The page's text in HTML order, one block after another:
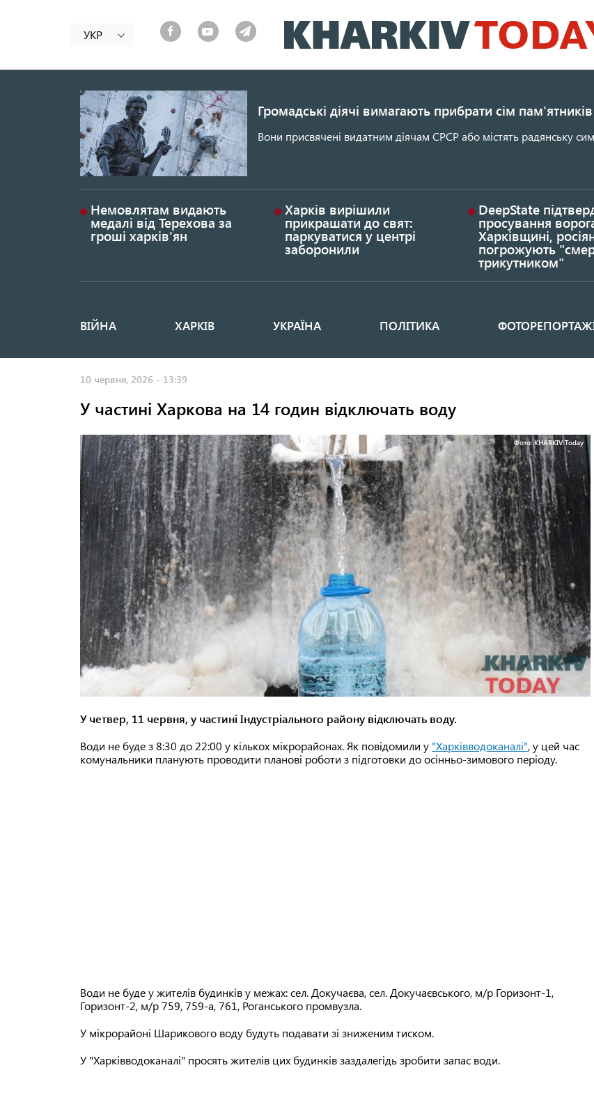
до
основного
УКР
Громадські діячі вимагають прибрати сім
Вони присвячені видатним діячам СРСР або містять радянську
Немовлятам видають
медалі від Терехова за
гроші харків'ян
Харків вирішили
прикрашати до свят:
паркуватися у центрі
заборонили
DeepState
просування
Харківщині,
погрожують
трикутником"
Основная
ВІЙНА ХАРКІВ УКРАЇНА ПОЛІТИКА
10 червня, 2026 - 13:39
У частині Харкова на 14 годин відключать воду
Фото: KHARKIV Today
У четвер, 11 червня, у частині Індустріального району відключать воду.
Води не буде з 8:30 до 22:00 у кількох мікрорайонах. Як повідомили у "Харківводоканалі", у цей час
комунальники планують проводити планові роботи з підготовки до осінньо-зимового періоду.
Води не буде у жителів будинків у межах: сел. Докучаєва, сел. Докучаєвського, м/р Горизонт-1,
Горизонт-2, м/р 759, 759-а, 761, Роганського промвузла.
У мікрорайоні Шарикового воду будуть подавати зі зниженим тиском.
У "Харківводоканалі" просять жителів цих будинків заздалегідь зробити запас води.